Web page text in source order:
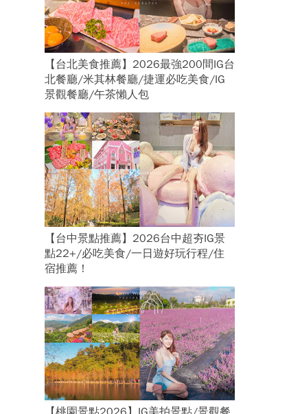
【台北美食推薦】2026最強200間IG台
北餐廳/米其林餐廳/捷運必吃美食/IG
景觀餐廳/午茶懶人包
【台中景點推薦】2026台中超夯IG景
點22+/必吃美食/一日遊好玩行程/住
宿推薦！